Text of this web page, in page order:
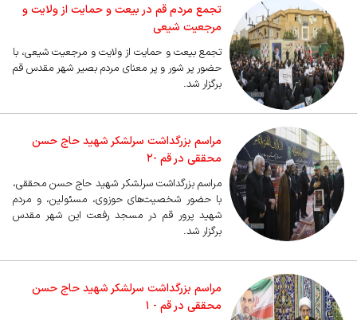
تجمع مردم قم در بیعت و حمایت از ولایت و
مرجعیت شیعی
تجمع بیعت و حمایت از ولایت و مرجعیت شیعی، با
حضور پر شور و پر معنای مردم بصیر شهر مقدس قم
برگزار شد.
مراسم بزرگداشت سرلشکر شهید حاج حسن
محققی در قم -۲
مراسم بزرگداشت سرلشکر شهید حاج حسن محققی،
با حضور شخصیت‌های حوزوی، مسئولین، و مردم
شهید پرور قم در مسجد رفعت این شهر مقدس
برگزار شد.
مراسم بزرگداشت سرلشکر شهید حاج حسن
محققی در قم - ۱